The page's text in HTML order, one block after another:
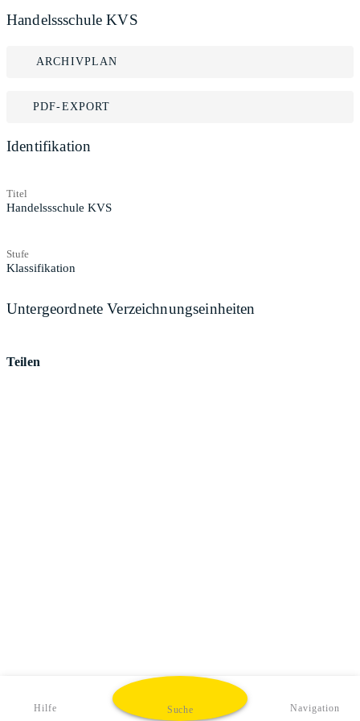
Handelssschule KVS
ARCHIVPLAN
PDF-EXPORT
Identifikation
Titel
Handelssschule KVS
Stufe
Klassifikation
Untergeordnete Verzeichnungseinheiten
Teilen
Hilfe Suche Navigation